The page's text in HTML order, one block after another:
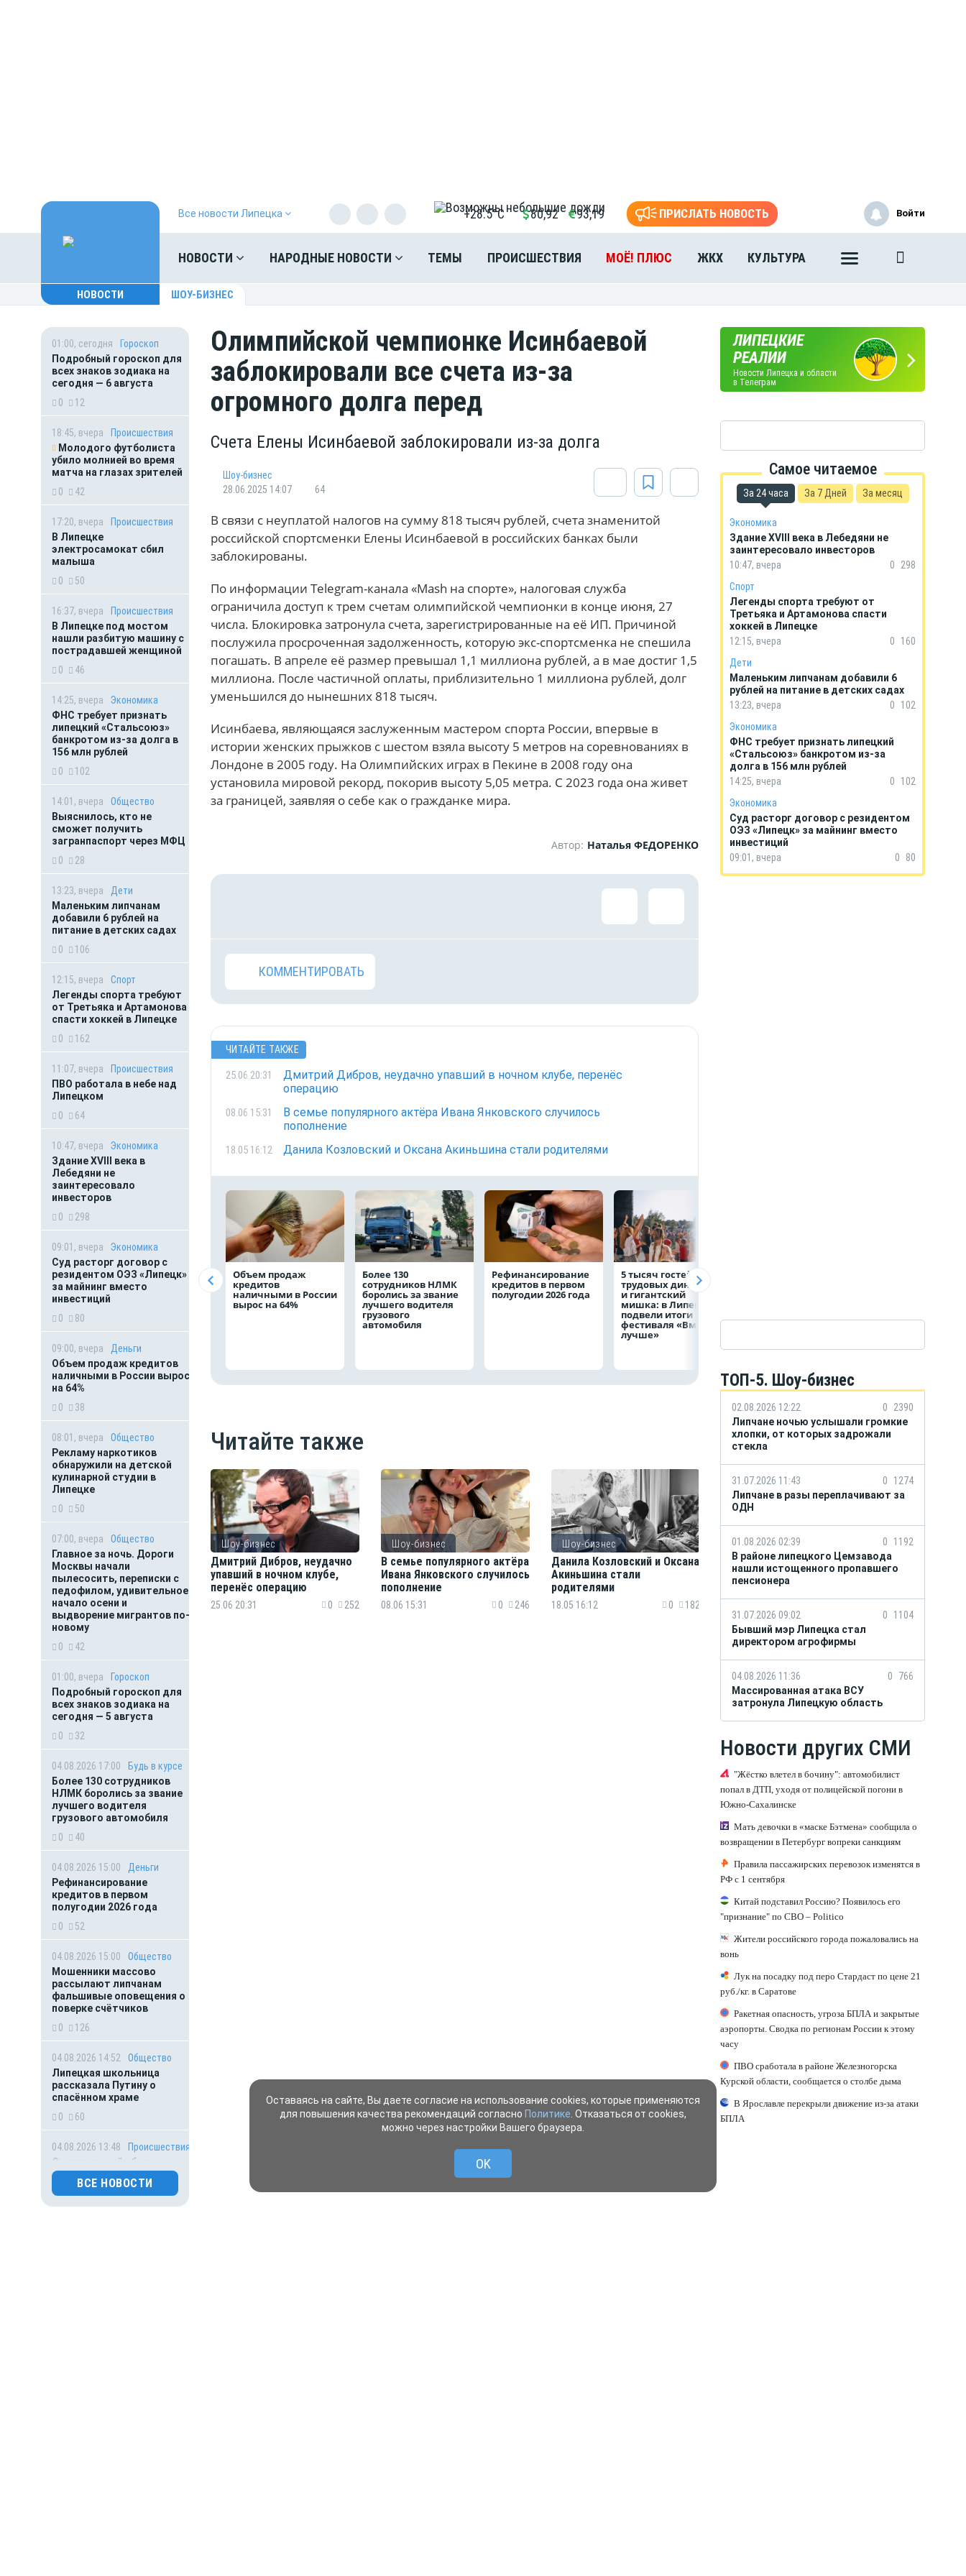
Все новости Липецка +28.5°C 80,92 93,19 ПРИСЛАТЬ НОВОСТЬ
НОВОСТИ НАРОДНЫЕ НОВОСТИ ТЕМЫ ПРОИСШЕСТВИЯ МОЁ! ПЛЮС ЖКХ КУЛЬТУРА
Войти
НОВОСТИ ШОУ-БИЗНЕС
01:00, сегодня
Гороскоп
Подробный гороскоп для
всех знаков зодиака на
сегодня — 6 августа
0
12
18:45, вчера
Происшествия
Молодого футболиста
убило молнией во время
матча на глазах зрителей
0
42
17:20, вчера
Происшествия
В Липецке
электросамокат сбил
малыша
0
50
16:37, вчера
Происшествия
В Липецке под мостом
нашли разбитую машину с
пострадавшей женщиной
0
46
14:25, вчера
Экономика
ФНС требует признать
липецкий «Стальсоюз»
банкротом из-за долга в
156 млн рублей
0
102
14:01, вчера
Общество
Выяснилось, кто не
сможет получить
загранпаспорт через МФЦ
0
28
13:23, вчера
Дети
Маленьким липчанам
добавили 6 рублей на
питание в детских садах
0
106
12:15, вчера
Спорт
Легенды спорта требуют
от Третьяка и Артамонова
спасти хоккей в Липецке
0
162
11:07, вчера
Происшествия
ПВО работала в небе над
Липецком
0
64
10:47, вчера
Экономика
Здание XVIII века в
Лебедяни не
заинтересовало
инвесторов
0
298
09:01, вчера
Экономика
Суд расторг договор с
резидентом ОЭЗ «Липецк»
за майнинг вместо
инвестиций
0
80
09:00, вчера
Деньги
Объем продаж кредитов
наличными в России вырос
на 64%
0
38
08:01, вчера
Общество
Рекламу наркотиков
обнаружили на детской
кулинарной студии в
Липецке
0
50
07:00, вчера
Общество
Главное за ночь. Дороги
Москвы начали
пылесосить, переписки с
педофилом, удивительное
начало осени и
выдворение мигрантов по-
новому
0
42
01:00, вчера
Гороскоп
Подробный гороскоп для
всех знаков зодиака на
сегодня — 5 августа
0
32
04.08.2026 17:00
Будь в курсе
Более 130 сотрудников
НЛМК боролись за звание
лучшего водителя
грузового автомобиля
0
40
04.08.2026 15:00
Деньги
Рефинансирование
кредитов в первом
полугодии 2026 года
0
52
04.08.2026 15:00
Общество
Мошенники массово
рассылают липчанам
фальшивые оповещения о
поверке счётчиков
0
126
04.08.2026 14:52
Общество
Липецкая школьница
рассказала Путину о
спасённом храме
0
60
04.08.2026 13:48
Происшествия
Смертельный сбор: в
Липецкой области от
бледной поганки
скончалась пенсионерка
ВСЕ НОВОСТИ
Олимпийской чемпионке Исинбаевой
заблокировали все счета из-за
огромного долга перед
Счета Елены Исинбаевой заблокировали из-за долга
Шоу-бизнес
28.06.2025 14:07
64
В связи с неуплатой налогов на сумму 818 тысяч рублей, счета знаменитой
российской спортсменки Елены Исинбаевой в российских банках были
заблокированы.
По информации Telegram-канала «Mash на спорте», налоговая служба
ограничила доступ к трем счетам олимпийской чемпионки в конце июня, 27
числа. Блокировка затронула счета, зарегистрированные на её ИП. Причиной
послужила просроченная задолженность, которую экс-спортсменка не спешила
погашать. В апреле её размер превышал 1,1 миллиона рублей, а в мае достиг 1,5
миллиона. После частичной оплаты, приблизительно 1 миллиона рублей, долг
уменьшился до нынешних 818 тысяч.
Исинбаева, являющаяся заслуженным мастером спорта России, впервые в
истории женских прыжков с шестом взяла высоту 5 метров на соревнованиях в
Лондоне в 2005 году. На Олимпийских играх в Пекине в 2008 году она
установила мировой рекорд, покорив высоту 5,05 метра. С 2023 года она живет
за границей, заявляя о себе как о гражданке мира.
Автор: Наталья ФЕДОРЕНКО
КОММЕНТИРОВАТЬ
ЧИТАЙТЕ ТАКЖЕ
25.06 20:31
Дмитрий Дибров, неудачно упавший в ночном клубе, перенёс
операцию
08.06 15:31
В семье популярного актёра Ивана Янковского случилось
пополнение
18.05 16:12 Данила Козловский и Оксана Акиньшина стали родителями
Объем продаж
кредитов
наличными в России
вырос на 64%
Более 130
сотрудников НЛМК
боролись за звание
лучшего водителя
грузового
автомобиля
Рефинансирование
кредитов в первом
полугодии 2026 года
5 тысяч гостей, 9
трудовых династий
и гигантский
мишка: в Липецке
подвели итоги
фестиваля «Вместе
лучше»
Читайте также
Шоу-бизнес
Дмитрий Дибров, неудачно
упавший в ночном клубе,
перенёс операцию
25.06 20:31 0 252
Шоу-бизнес
В семье популярного актёра
Ивана Янковского случилось
пополнение
08.06 15:31 0 246
Шоу-бизнес
Данила Козловский и Оксана
Акиньшина стали
родителями
18.05 16:12 0 182
ГОРОСКОП
НА КАЖДЫЙ ДЕНЬ
ЛИПЕЦКИЕ
РЕАЛИИ
Новости Липецка и области
в Телеграм
ПОГОДА
В ЛИПЕЦКЕ
Самое читаемое
За 24 часа За 7 Дней За месяц
Экономика
Здание XVIII века в Лебедяни не
заинтересовало инвесторов
10:47, вчера
0
298
Спорт
Легенды спорта требуют от
Третьяка и Артамонова спасти
хоккей в Липецке
12:15, вчера
0
160
Дети
Маленьким липчанам добавили 6
рублей на питание в детских садах
13:23, вчера
0
102
Экономика
ФНС требует признать липецкий
«Стальсоюз» банкротом из-за
долга в 156 млн рублей
14:25, вчера
0
102
Экономика
Суд расторг договор с резидентом
ОЭЗ «Липецк» за майнинг вместо
инвестиций
09:01, вчера
0 80
ТОП-5. Шоу-бизнес
02.08.2026 12:22 0
2390
Липчане ночью услышали громкие
хлопки, от которых задрожали
стекла
31.07.2026 11:43 0
1274
Липчане в разы переплачивают за
ОДН
01.08.2026 02:39 0
1192
В районе липецкого Цемзавода
нашли истощенного пропавшего
пенсионера
31.07.2026 09:02 0
1104
Бывший мэр Липецка стал
директором агрофирмы
04.08.2026 11:36 0
766
Массированная атака ВСУ
затронула Липецкую область
Новости других СМИ
"Жёстко влетел в бочину": автомобилист
попал в ДТП, уходя от полицейской погони в
Южно-Сахалинске
Мать девочки в «маске Бэтмена» сообщила о
возвращении в Петербург вопреки санкциям
Правила пассажирских перевозок изменятся в
РФ с 1 сентября
Китай подставил Россию? Появилось его
"признание" по СВО – Politico
Жители российского города пожаловались на
вонь
Лук на посадку под перо Стардаст по цене 21
руб./кг. в Саратове
Ракетная опасность, угроза БПЛА и закрытые
аэропорты. Сводка по регионам России к этому
часу
ПВО сработала в районе Железногорска
Курской области, сообщается о столбе дыма
В Ярославле перекрыли движение из-за атаки
БПЛА
Оставаясь на сайте, Вы даете согласие на использование cookies, которые применяются
для повышения качества рекомендаций согласно Политике . Отказаться от cookies,
можно через настройки Вашего браузера.
OK